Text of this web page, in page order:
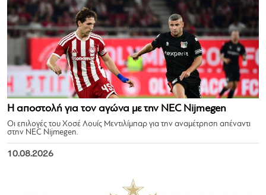
Η αποστολή για τον αγώνα με την NEC Nijmegen
Οι επιλογές του Χοσέ Λουίς Μεντιλίμπαρ για την αναμέτρηση απέναντι
στην NEC Nijmegen.
10.08.2026